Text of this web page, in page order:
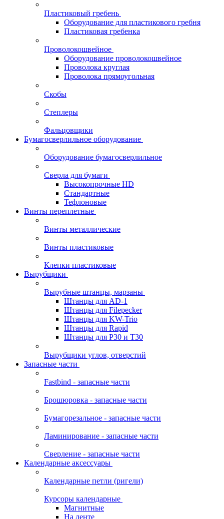
Пластиковый гребень
Оборудование для пластикового гребня
Пластиковая гребенка
Проволокошвейное
Оборудование проволокошвейное
Проволока круглая
Проволока прямоугольная
Скобы
Степлеры
Фальцовщики
Бумагосверлильное оборудование
Оборудование бумагосверлильное
Сверла для бумаги
Высокопрочные HD
Стандартные
Тефлоновые
Винты переплетные
Винты металлические
Винты пластиковые
Клепки пластиковые
Вырубщики
Вырубные штанцы, марзаны
Штанцы для AD-1
Штанцы для Filepecker
Штанцы для KW-Trio
Штанцы для Rapid
Штанцы для Р30 и Т30
Вырубщики углов, отверстий
Запасные части
Fastbind - запасные части
Брошюровка - запасные части
Бумагорезальное - запасные части
Ламинирование - запасные части
Сверление - запасные части
Календарные аксессуары
Календарные петли (ригели)
Курсоры календарные
Магнитные
На ленте